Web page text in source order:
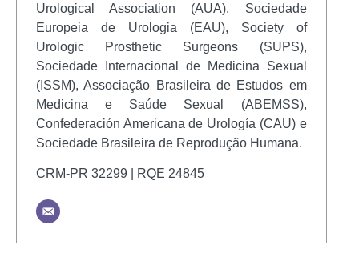
Urological Association (AUA), Sociedade
Europeia de Urologia (EAU), Society of
Urologic Prosthetic Surgeons (SUPS),
Sociedade Internacional de Medicina Sexual
(ISSM), Associação Brasileira de Estudos em
Medicina e Saúde Sexual (ABEMSS),
Confederación Americana de Urología (CAU) e
Sociedade Brasileira de Reprodução Humana.
CRM-PR 32299 | RQE 24845